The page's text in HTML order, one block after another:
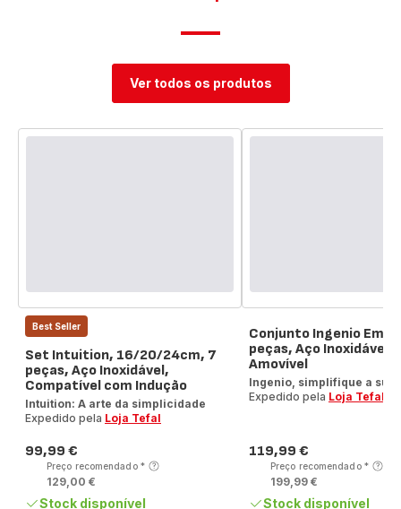
Ver todos os produtos
Best Seller
Set Intuition, 16/20/24cm, 7
peças, Aço Inoxidável,
Compatível com Indução
Intuition: A arte da simplicidade
Expedido pela Loja Tefal
Preço
99,99 €
Preço recomendado *
129,00 €
Stock disponível
Conjunto Ingenio
peças, Aço Inoxidável,
Amovível
Ingenio, simplifique a sua
Expedido pela Loja Tefal
Preço
119,99 €
Preço recomendado *
199,99 €
Stock disponível